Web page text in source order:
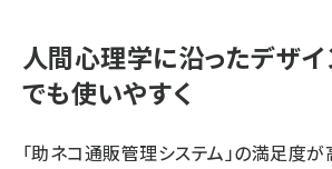
人間心理学に沿ったデザイ
でも使いやすく
「助ネコ通販管理システム」の満足度が